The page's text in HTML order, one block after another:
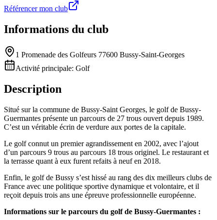
Référencer mon club
Informations du club
1 Promenade des Golfeurs 77600 Bussy-Saint-Georges
Activité principale: Golf
Description
Situé sur la commune de Bussy-Saint Georges, le golf de Bussy-
Guermantes présente un parcours de 27 trous ouvert depuis 1989.
C’est un véritable écrin de verdure aux portes de la capitale.
Le golf connut un premier agrandissement en 2002, avec l’ajout
d’un parcours 9 trous au parcours 18 trous originel. Le restaurant et
la terrasse quant à eux furent refaits à neuf en 2018.
Enfin, le golf de Bussy s’est hissé au rang des dix meilleurs clubs de
France avec une politique sportive dynamique et volontaire, et il
reçoit depuis trois ans une épreuve professionnelle européenne.
Informations sur le parcours du golf de Bussy-Guermantes :